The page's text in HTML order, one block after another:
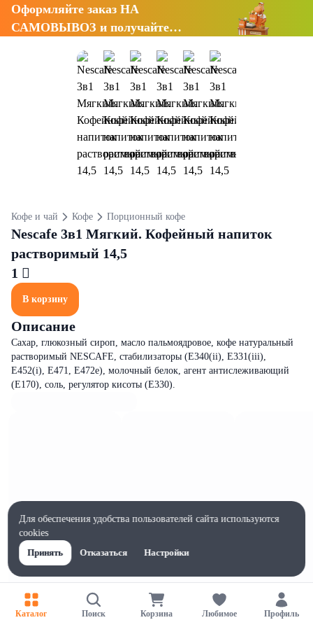
Оформляйте заказ НА
САМОВЫВОЗ и получайте
Кофе и чай Кофе Порционный кофе
Nescafe 3в1 Мягкий. Кофейный напиток
растворимый 14,5
1 
В корзину
Описание
Сахар, глюкозный сироп, масло пальмоядровое, кофе натуральный
растворимый NESCAFE, стабилизаторы (E340(ii), E331(iii),
E452(i), E471, E472e), молочный белок, агент антислеживающий
(E170), соль, регулятор кисоты (E330).
Каталог Поиск Корзина Любимое Профиль
Для обеспечения удобства пользователей сайта используются
cookies
Принять
Отказаться Настройки